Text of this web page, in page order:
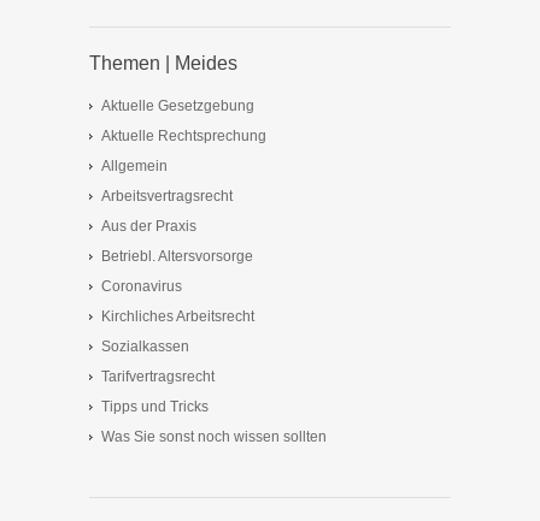
Themen | Meides
Aktuelle Gesetzgebung
Aktuelle Rechtsprechung
Allgemein
Arbeitsvertragsrecht
Aus der Praxis
Betriebl. Altersvorsorge
Coronavirus
Kirchliches Arbeitsrecht
Sozialkassen
Tarifvertragsrecht
Tipps und Tricks
Was Sie sonst noch wissen sollten